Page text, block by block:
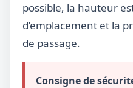
possible, la hauteur
d’emplacement et la
de passage.
Consigne de